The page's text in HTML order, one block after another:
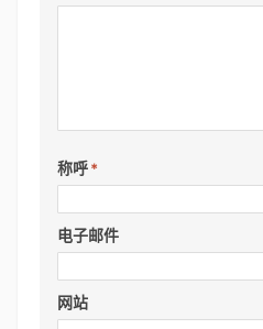
称呼*
电子邮件
网站